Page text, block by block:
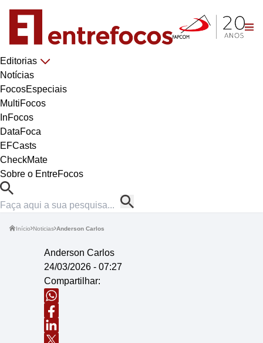
Editorias
Notícias
FocosEspeciais
MultiFocos
InFocos
DataFoca
EFCasts
CheckMate
Sobre o EntreFocos
Início Noticias Anderson Carlos
Anderson Carlos
24/03/2026 - 07:27
Compartilhar: